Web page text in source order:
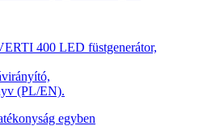
400 LED füstgenerátor,
(PL/EN).
egyben